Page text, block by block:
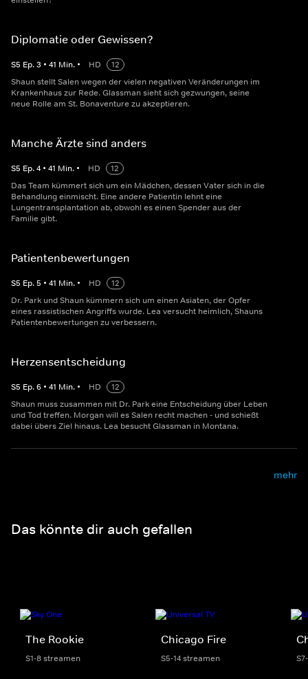
Diplomatie oder Gewissen?
S5 Ep.3 • 41 Min. • HD
12
Shaun stellt Salen wegen der vielen negativen Veränderungen im
Krankenhaus zur Rede. Glassman sieht sich gezwungen, seine
neue Rolle am St. Bonaventure zu akzeptieren.
Manche Ärzte sind anders
S5 Ep.4 • 41 Min. • HD
12
Das Team kümmert sich um ein Mädchen, dessen Vater sich in die
Behandlung einmischt. Eine andere Patientin lehnt eine
Lungentransplantation ab, obwohl es einen Spender aus der
Familie gibt.
Patientenbewertungen
S5 Ep.5 • 41 Min. • HD
12
Dr. Park und Shaun kümmern sich um einen Asiaten, der Opfer
eines rassistischen Angriffs wurde. Lea versucht heimlich, Shauns
Patientenbewertungen zu verbessern.
Herzensentscheidung
S5 Ep.6 • 41 Min. • HD
12
Shaun muss zusammen mit Dr. Park eine Entscheidung über Leben
und Tod treffen. Morgan will es Salen recht machen - und schießt
dabei übers Ziel hinaus. Lea besucht Glassman in Montana.
mehr
Das könnte dir auch gefallen
The Rookie
S1-8 streamen
Chicago Fire
S5-14 streamen